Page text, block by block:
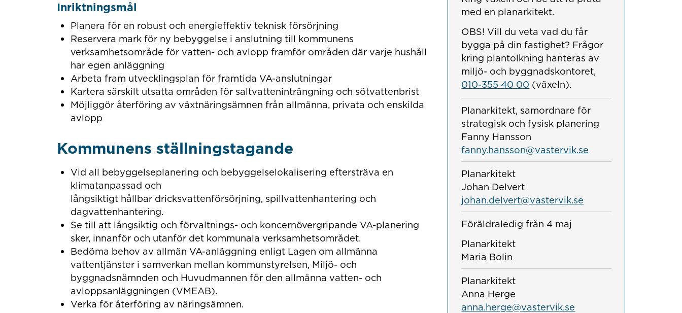
Inriktningsmål
Planera för en robust och energieffektiv teknisk försörjning
Reservera mark för ny bebyggelse i anslutning till kommunens
verksamhetsområde för vatten- och avlopp framför områden där varje hushåll
har egen anläggning
Arbeta fram utvecklingsplan för framtida VA-anslutningar
Kartera särskilt utsatta områden för saltvatteninträngning och sötvattenbrist
Möjliggör återföring av växtnäringsämnen från allmänna, privata och enskilda
avlopp
Kommunens ställningstagande
Vid all bebyggelseplanering och bebyggelselokalisering eftersträva en
klimatanpassad och
långsiktigt hållbar dricksvattenförsörjning, spillvattenhantering och
dagvattenhantering.
Se till att långsiktig och förvaltnings- och koncernövergripande VA-planering
sker, innanför och utanför det kommunala verksamhetsområdet.
Bedöma behov av allmän VA-anläggning enligt Lagen om allmänna
vattentjänster i samverkan mellan kommunstyrelsen, Miljö- och
byggnadsnämnden och Huvudmannen för den allmänna vatten- och
avloppsanläggningen (VMEAB).
Verka för återföring av näringsämnen.
med en planarkitekt.
OBS! Vill du veta vad du får
bygga på din fastighet? Frågor
kring plantolkning hanteras av
miljö- och byggnadskontoret,
010-355 40 00 (växeln).
Planarkitekt, samordnare för
strategisk och fysisk planering
Fanny Hansson
fanny.hansson@vastervik.se
Planarkitekt
Johan Delvert
johan.delvert@vastervik.se
Föräldraledig från 4 maj
Planarkitekt
Maria Bolin
Planarkitekt
Anna Herge
anna.herge@vastervik.se